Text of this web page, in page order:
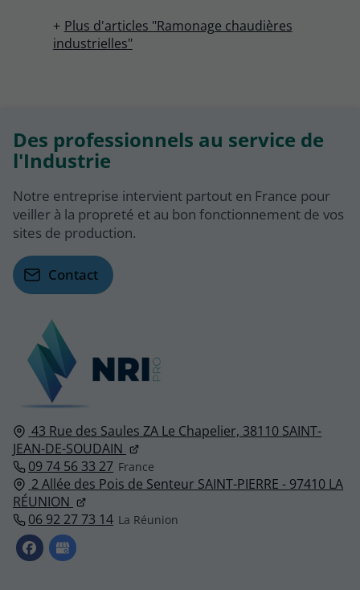
Plus d'articles "Ramonage chaudières
industrielles"
43 Rue des Saules ZA Le Chapelier, 38110 SAINT-
JEAN-DE-SOUDAIN
09 74 56 33 27
2 Allée des Pois de Senteur SAINT-PIERRE - 97410 LA
RÉUNION
06 92 27 73 14
Des professionnels au service de
l'Industrie
Notre entreprise intervient partout en France pour
veiller à la propreté et au bon fonctionnement de vos
sites de production.
Contact